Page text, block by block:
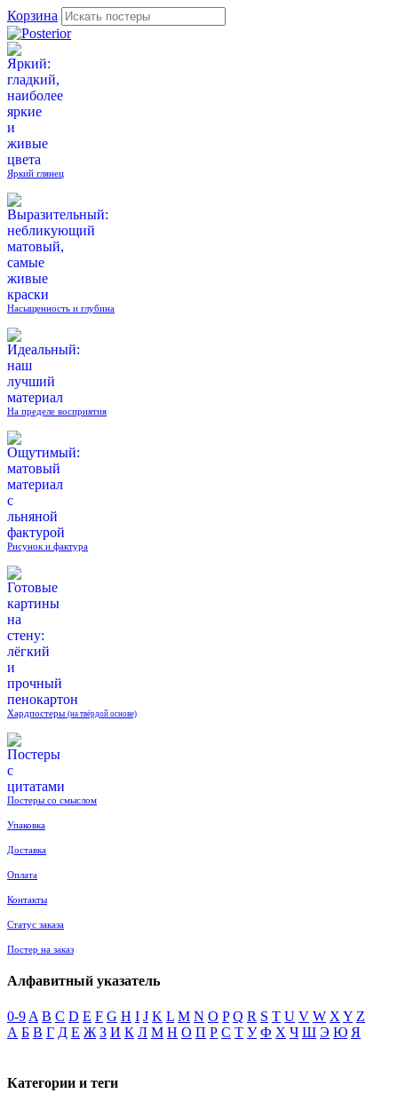
Корзина
Яркий глянец
Насыщенность и глубина
На пределе восприятия
Рисунок и фактура
Хардпостеры (на твёрдой основе)
Постеры со смыслом
Упаковка
Доставка
Оплата
Контакты
Статус заказа
Постер на заказ
Алфавитный указатель
0-9 A B C D E F G H I J K L M N O P Q R S T U V W X Y Z
А Б В Г Д Е Ж З И К Л М Н О П Р С Т У Ф Х Ч Ш Э Ю Я
Категории и теги